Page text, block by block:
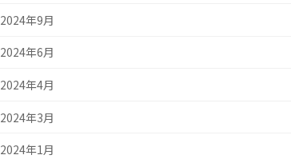
2024年9月
2024年6月
2024年4月
2024年3月
2024年1月